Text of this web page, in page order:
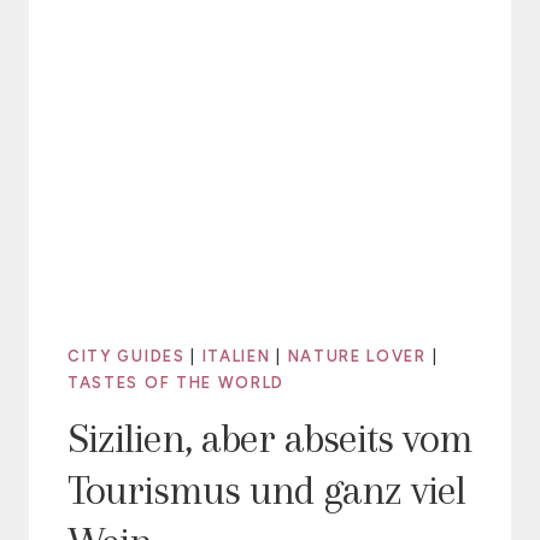
CITY GUIDES ITALIEN NATURE LOVER
TASTES OF THE WORLD
Sizilien, aber abseits vom
Tourismus und ganz viel